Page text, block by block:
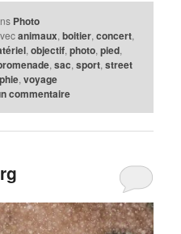
Photo
animaux, boitier, concert,
, objectif, photo, pied,
, sac, sport, street
, voyage
commentaire